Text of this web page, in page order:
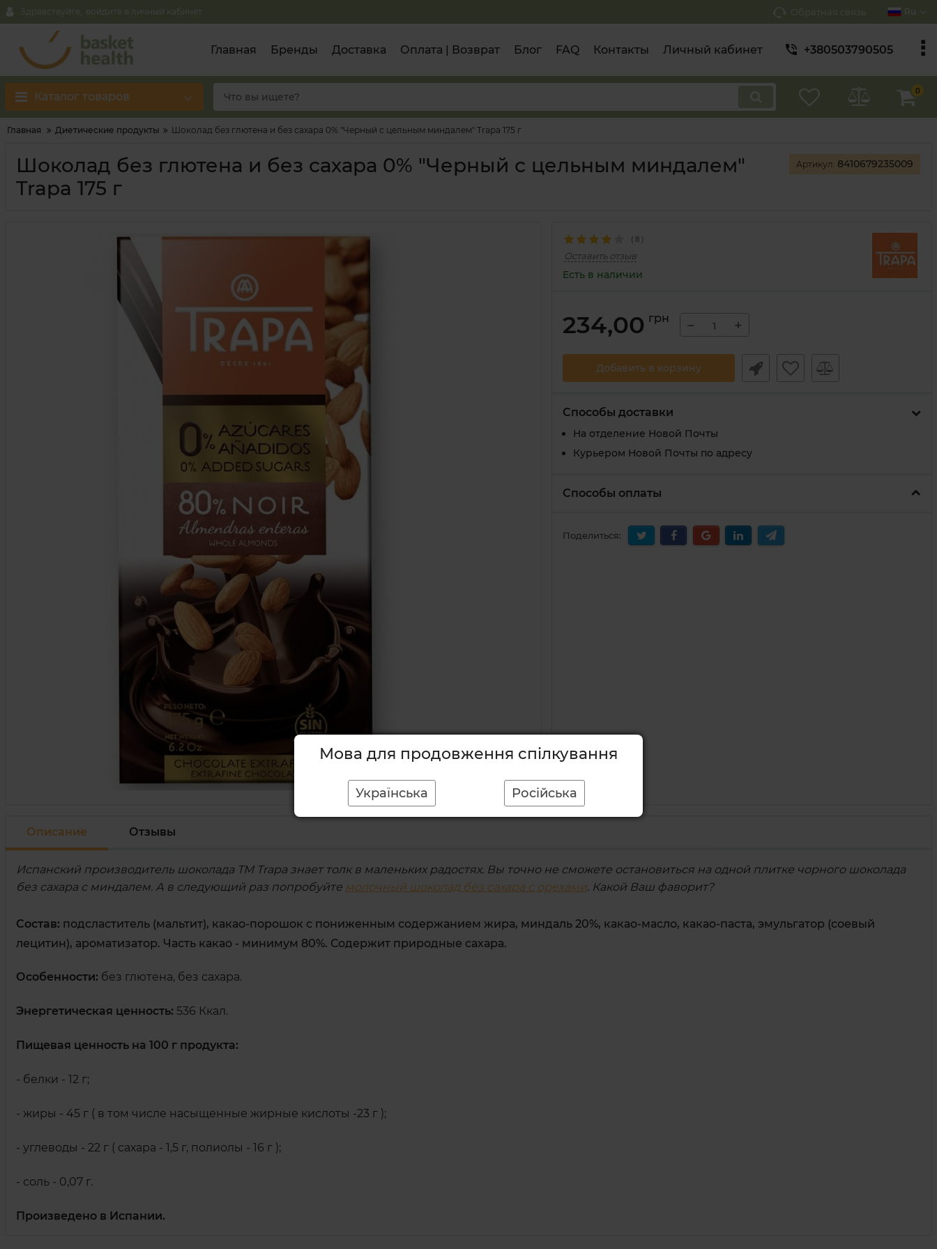
Здравствуйте, войдите в личный кабинет Обратная связь Ru
Главная Бренды Доставка Оплата | Возврат Блог FAQ Контакты Личный кабинет +380503790505
Каталог товаров 0
Главная Диетические продукты Шоколад без глютена и без сахара 0% "Черный с цельным миндалем" Trapa 175 г
Шоколад без глютена и без сахара 0% "Черный с цельным миндалем"
Trapa 175 г
Артикул: 8410679235009
( 8 )
Оставить отзыв
Есть в наличии
234,00 грн − +
Добавить в корзину
Способы доставки
На отделение Новой Почты
Курьером Новой Почты по адресу
Способы оплаты
Поделиться:
Описание Отзывы
Испанский производитель шоколада ТМ Trapa знает толк в маленьких радостях. Вы точно не сможете остановиться на одной плитке чорного шоколада
без сахара с миндалем. А в следующий раз попробуйте молочный шоколад без сахара с орехами. Какой Ваш фаворит?
Состав: подсластитель (мальтит), какао-порошок с пониженным содержанием жира, миндаль 20%, какао-масло, какао-паста, эмульгатор (соевый
лецитин), ароматизатор. Часть какао - минимум 80%. Содержит природные сахара.
Особенности: без глютена, без сахара.
Энергетическая ценность: 536 Ккал.
Пищевая ценность на 100 г продукта:
- белки - 12 г;
- жиры - 45 г ( в том числе насыщенные жирные кислоты -23 г );
- углеводы - 22 г ( сахара - 1,5 г, полиолы - 16 г );
- соль - 0,07 г.
Произведено в Испании.
Мова для продовження спілкування
Українська Російська